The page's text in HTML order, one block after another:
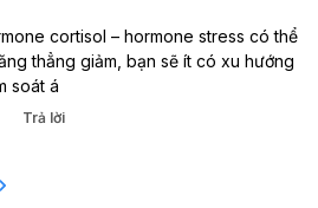
cortisol – hormone stress có thể
thẳng giảm, bạn sẽ ít có xu hướng
soát á
Trả lời